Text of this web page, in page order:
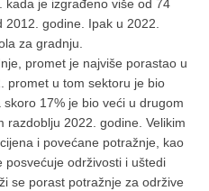
kada je izgrađeno više od 74
godine. Ipak u 2022.
za gradnju.
promet je najviše porastao u
promet u tom sektoru je bio
17% je bio veći u drugom
razdoblju 2022. godine. Velikim
i povećane potražnje, kao
posvećuje održivosti i uštedi
se porast potražnje za održive